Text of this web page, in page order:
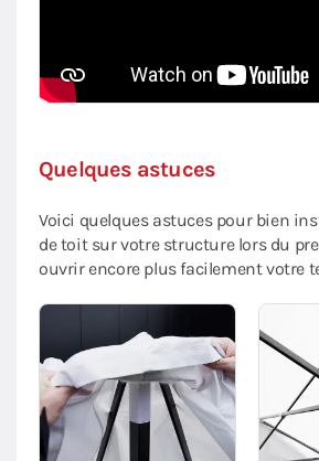
Quelques astuces
Voici quelques astuces pour bien
de toit sur votre structure lors du
ouvrir encore plus facilement votre